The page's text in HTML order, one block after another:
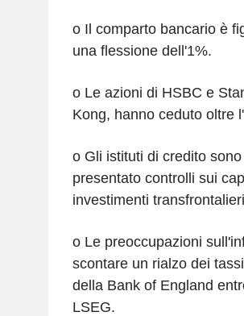
o Il comparto bancario è
una flessione dell'1%.
o Le azioni di HSBC e
Kong, hanno ceduto oltre
o Gli istituti di credito
presentato controlli sui
investimenti
o Le preoccupazioni
scontare un rialzo dei
della Bank of England
LSEG.